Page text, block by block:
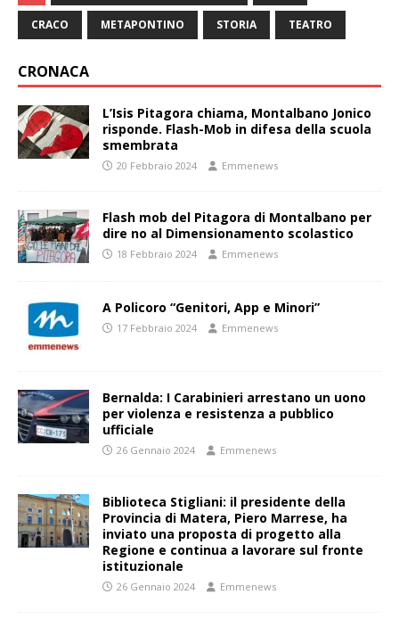
CRACO METAPONTINO STORIA TEATRO
CRONACA
L’Isis Pitagora chiama, Montalbano Jonico
risponde. Flash-Mob in difesa della scuola
smembrata
20 Febbraio 2024 Emmenews
Flash mob del Pitagora di Montalbano per
dire no al Dimensionamento scolastico
18 Febbraio 2024 Emmenews
A Policoro “Genitori, App e Minori”
17 Febbraio 2024 Emmenews
Bernalda: I Carabinieri arrestano un uono
per violenza e resistenza a pubblico
ufficiale
26 Gennaio 2024 Emmenews
Biblioteca Stigliani: il presidente della
Provincia di Matera, Piero Marrese, ha
inviato una proposta di progetto alla
Regione e continua a lavorare sul fronte
istituzionale
26 Gennaio 2024 Emmenews